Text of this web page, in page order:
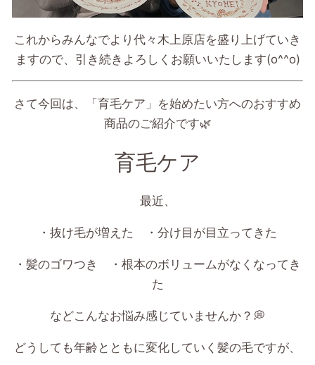
これからみんなでより代々木上原店を盛り上げていき
ますので、引き続きよろしくお願いいたします(o^^o)
さて今回は、「育毛ケア」を始めたい方へのおすすめ
商品のご紹介です🌿
育毛ケア
最近、
・抜け毛が増えた ・分け目が目立ってきた
・髪のゴワつき ・根本のボリュームがなくなってき
た
などこんなお悩み感じていませんか？ 💭
どうしても年齢とともに変化していく髪の毛ですが、